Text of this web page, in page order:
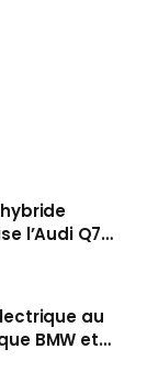
l’Audi Q7
au
BMW et